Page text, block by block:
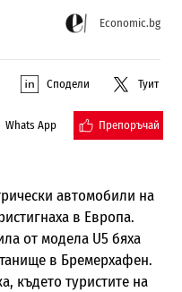
Economic.bg
Сподели Туит
Whats App Препоръчай
автомобили на
в Европа.
от модела U5 бяха
в Бремерхафен.
където туристите на